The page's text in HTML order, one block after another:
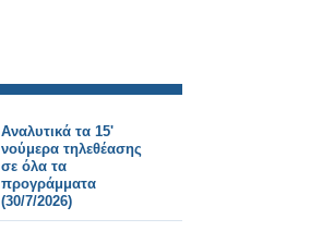
Αναλυτικά τα 15'
νούμερα τηλεθέασης
σε όλα τα
προγράμματα
(30/7/2026)